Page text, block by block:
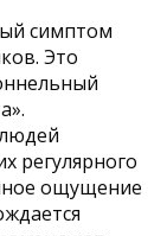
симптом
Это
регулярного
ощущение